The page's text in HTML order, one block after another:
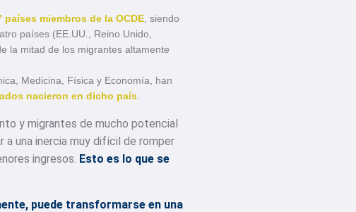
miembros de la OCDE , siendo
países (EE.UU., Reino Unido,
la mitad de los migrantes altamente
Medicina, Física y Economía, han
nacieron en dicho país
y migrantes de mucho potencial
a una inercia muy difícil de romper
ingresos. Esto es lo que se
puede transformarse en una